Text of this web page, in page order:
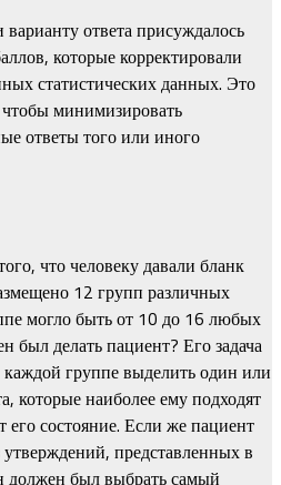
ответа присуждалось
которые корректировали
статистических данных. Это
минимизировать
ответы того или иного
что человеку давали бланк
12 групп различных
могло быть от 10 до 16 любых
был делать пациент? Его задача
группе выделить один или
которые наиболее ему подходят
состояние. Если же пациент
представленных в
должен был выбрать самый